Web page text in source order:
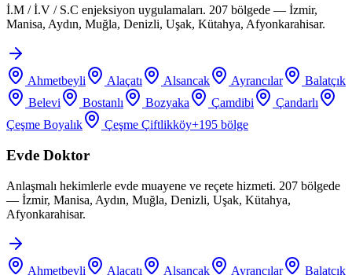
İ.M / İ.V / S.C enjeksiyon uygulamaları. 207 bölgede — İzmir,
Manisa, Aydın, Muğla, Denizli, Uşak, Kütahya, Afyonkarahisar.
Ahmetbeyli Alaçatı Alsancak Ayrancılar
Balatçık
Belevi
Bostanlı Bozyaka Çamdibi
Çandarlı
Çeşme Boyalık
Çeşme Çiftlikköy+195 bölge
Evde Doktor
Anlaşmalı hekimlerle evde muayene ve reçete hizmeti. 207 bölgede
— İzmir, Manisa, Aydın, Muğla, Denizli, Uşak, Kütahya,
Afyonkarahisar.
Ahmetbeyli Alaçatı Alsancak Ayrancılar
Balatçık